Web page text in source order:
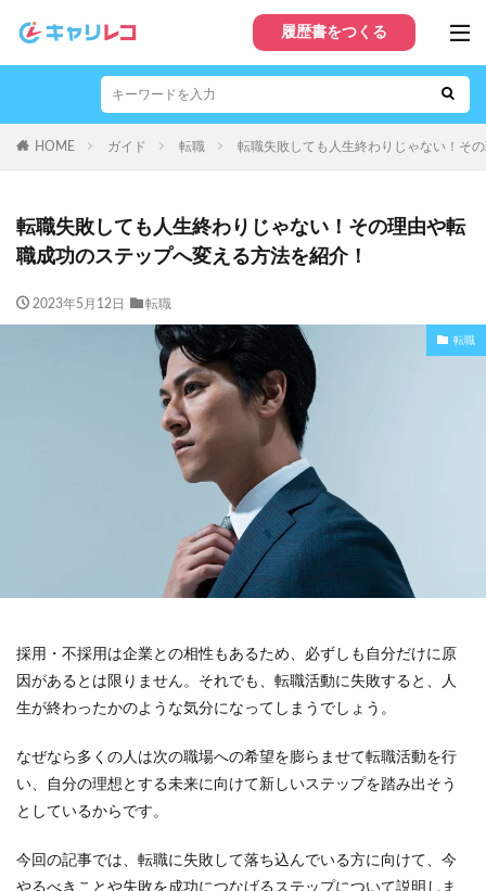
履歴書をつくる
HOME ガイド 転職 転職失敗しても人生終わりじゃない！そ
転職失敗しても人生終わりじゃない！その理由や転
職成功のステップへ変える方法を紹介！
2023年5月12日 転職
転職
採用・不採用は企業との相性もあるため、必ずしも自分だけに原
因があるとは限りません。それでも、転職活動に失敗すると、人
生が終わったかのような気分になってしまうでしょう。
なぜなら多くの人は次の職場への希望を膨らませて転職活動を行
い、自分の理想とする未来に向けて新しいステップを踏み出そう
としているからです。
今回の記事では、転職に失敗して落ち込んでいる方に向けて、今
やるべきことや失敗を成功につなげるステップについて説明しま